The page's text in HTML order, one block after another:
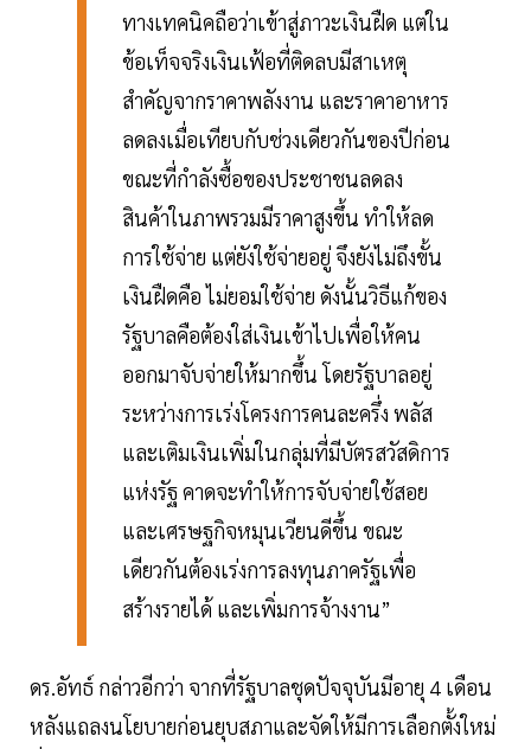
ทางเทคนิคถือว่าเข้าสู่ภาวะเงินฝืด แต่ใน
ข้อเท็จจริงเงินเฟ้อที่ติดลบมีสาเหตุ
สำคัญจากราคาพลังงาน และราคาอาหาร
ลดลงเมื่อเทียบกับช่วงเดียวกันของปีก่อน
ขณะที่กำลังซื้อของประชาชนลดลง
สินค้าในภาพรวมมีราคาสูงขึ้น ทำให้ลด
การใช้จ่าย แต่ยังใช้จ่ายอยู่ จึงยังไม่ถึงขั้น
เงินฝืดคือ ไม่ยอมใช้จ่าย ดังนั้นวิธีแก้ของ
รัฐบาลคือต้องใส่เงินเข้าไปเพื่อให้คน
ออกมาจับจ่ายให้มากขึ้น โดยรัฐบาลอยู่
ระหว่างการเร่งโครงการคนละครึ่ง พลัส
และเติมเงินเพิ่มในกลุ่มที่มีบัตรสวัสดิการ
แห่งรัฐ คาดจะทำให้การจับจ่ายใช้สอย
และเศรษฐกิจหมุนเวียนดีขึ้น ขณะ
เดียวกันต้องเร่งการลงทุนภาครัฐเพื่อ
สร้างรายได้ และเพิ่มการจ้างงาน”
ดร.อัทธ์ กล่าวอีกว่า จากที่รัฐบาลชุดปัจจุบันมีอายุ 4 เดือน
หลังแถลงนโยบายก่อนยุบสภาและจัดให้มีการเลือกตั้งใหม่